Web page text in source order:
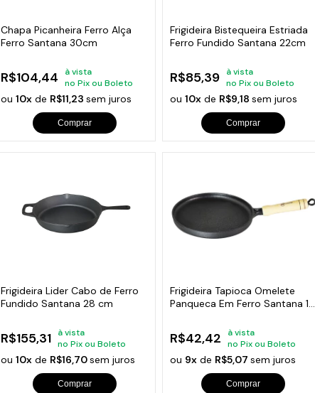
Chapa Picanheira Ferro Alça
Ferro Santana 30cm
R$104,44
à vista
no Pix ou Boleto
ou10x de R$11,23sem juros
Comprar
Frigideira Bistequeira Estriada
Ferro Fundido Santana 22cm
R$85,39
à vista
no Pix ou Boleto
ou10x de R$9,18sem juros
Comprar
Frigideira Lider Cabo de Ferro
Fundido Santana 28 cm
R$155,31
à vista
no Pix ou Boleto
ou10x de R$16,70sem juros
Comprar
Frigideira Tapioca Omelete
Panqueca Em Ferro Santana 18
R$42,42
à vista
no Pix ou Boleto
ou 9x de R$5,07sem juros
Comprar